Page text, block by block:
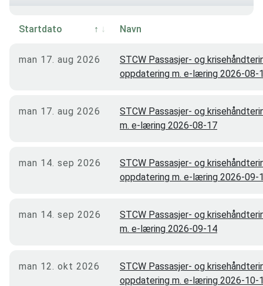
Startdato Navn
man 17. aug 2026
STCW Passasjer- og
oppdatering m. e-læring 2026-08-
man 17. aug 2026
STCW Passasjer- og
m. e-læring 2026-08-17
man 14. sep 2026
STCW Passasjer- og
oppdatering m. e-læring 2026-09-
man 14. sep 2026
STCW Passasjer- og
m. e-læring 2026-09-14
man 12. okt 2026
STCW Passasjer- og
oppdatering m. e-læring 2026-10-